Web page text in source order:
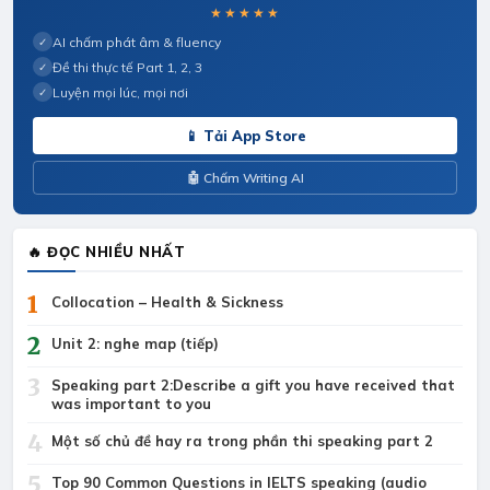
★★★★★
✓ AI chấm phát âm & fluency
✓ Đề thi thực tế Part 1, 2, 3
✓ Luyện mọi lúc, mọi nơi
📱 Tải App Store
🤖 Chấm Writing AI
🔥 ĐỌC NHIỀU NHẤT
1 Collocation – Health & Sickness
2 Unit 2: nghe map (tiếp)
3
Speaking part 2:Describe a gift you have received that
was important to you
4 Một số chủ đề hay ra trong phần thi speaking part 2
Top 90 Common Questions in IELTS speaking (audio